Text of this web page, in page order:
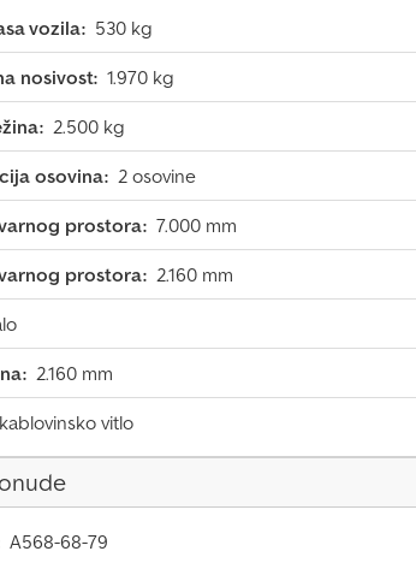
vozila: 530 kg
nosivost: 1.970 kg
2.500 kg
osovina: 2 osovine
prostora: 7.000 mm
prostora: 2.160 mm
2.160 mm
kablovinsko vitlo
A568-68-79